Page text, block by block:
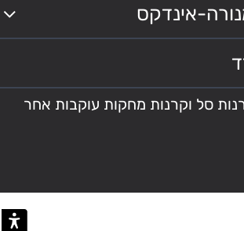
אינדקס
מ-200 קרנות סל וקרנות מחקות עוקבות אחר